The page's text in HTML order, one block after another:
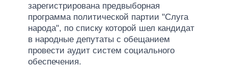
зарегистрирована предвыборная
программа политической партии "Слуга
народа", по списку которой шел кандидат
в народные депутаты с обещанием
провести аудит систем социального
обеспечения.